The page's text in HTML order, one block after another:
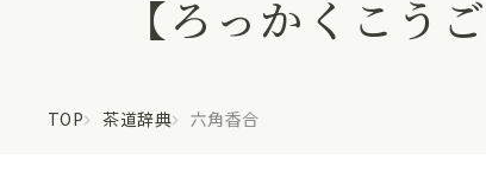
【ろっかくこうご
TOP 茶道辞典 六角香合